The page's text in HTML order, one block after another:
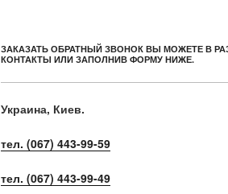
ЗАКАЗАТЬ ОБРАТНЫЙ ЗВОНОК ВЫ МОЖЕТЕ В
КОНТАКТЫ ИЛИ ЗАПОЛНИВ ФОРМУ НИЖЕ.
Украина, Киев.
тел. (067) 443-99-59
тел. (067) 443-99-49